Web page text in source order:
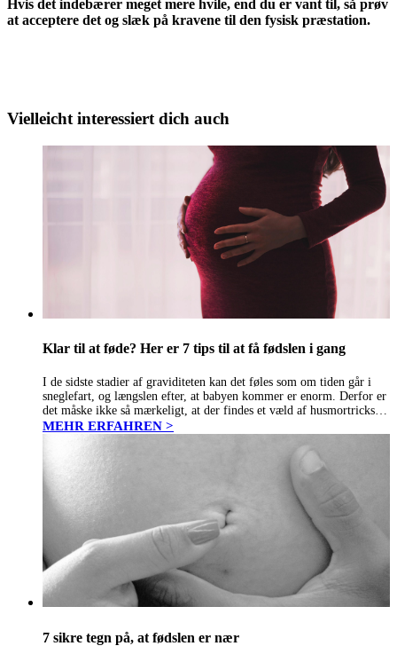
Hvis det indebærer meget mere hvile, end du er vant til, så prøv
at acceptere det og slæk på kravene til den fysisk præstation.
Vielleicht interessiert dich auch
Klar til at føde? Her er 7 tips til at få fødslen i gang
I de sidste stadier af graviditeten kan det føles som om tiden går i
sneglefart, og længslen efter, at babyen kommer er enorm. Derfor er
det måske ikke så mærkeligt, at der findes et væld af husmortricks til
at sætte…
MEHR ERFAHREN >
7 sikre tegn på, at fødslen er nær